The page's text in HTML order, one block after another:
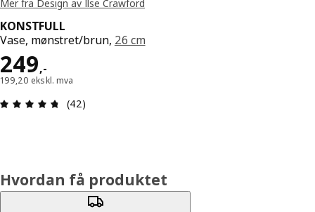
Mer fra Design av Ilse Crawford
KONSTFULL
Vase, mønstret/brun, 26 cm
249,-
Pris 249,-
199,20 ekskl. mva
Produktomtale: 4.7 ingen kundevurdering 5
(42)
Hvordan få produktet